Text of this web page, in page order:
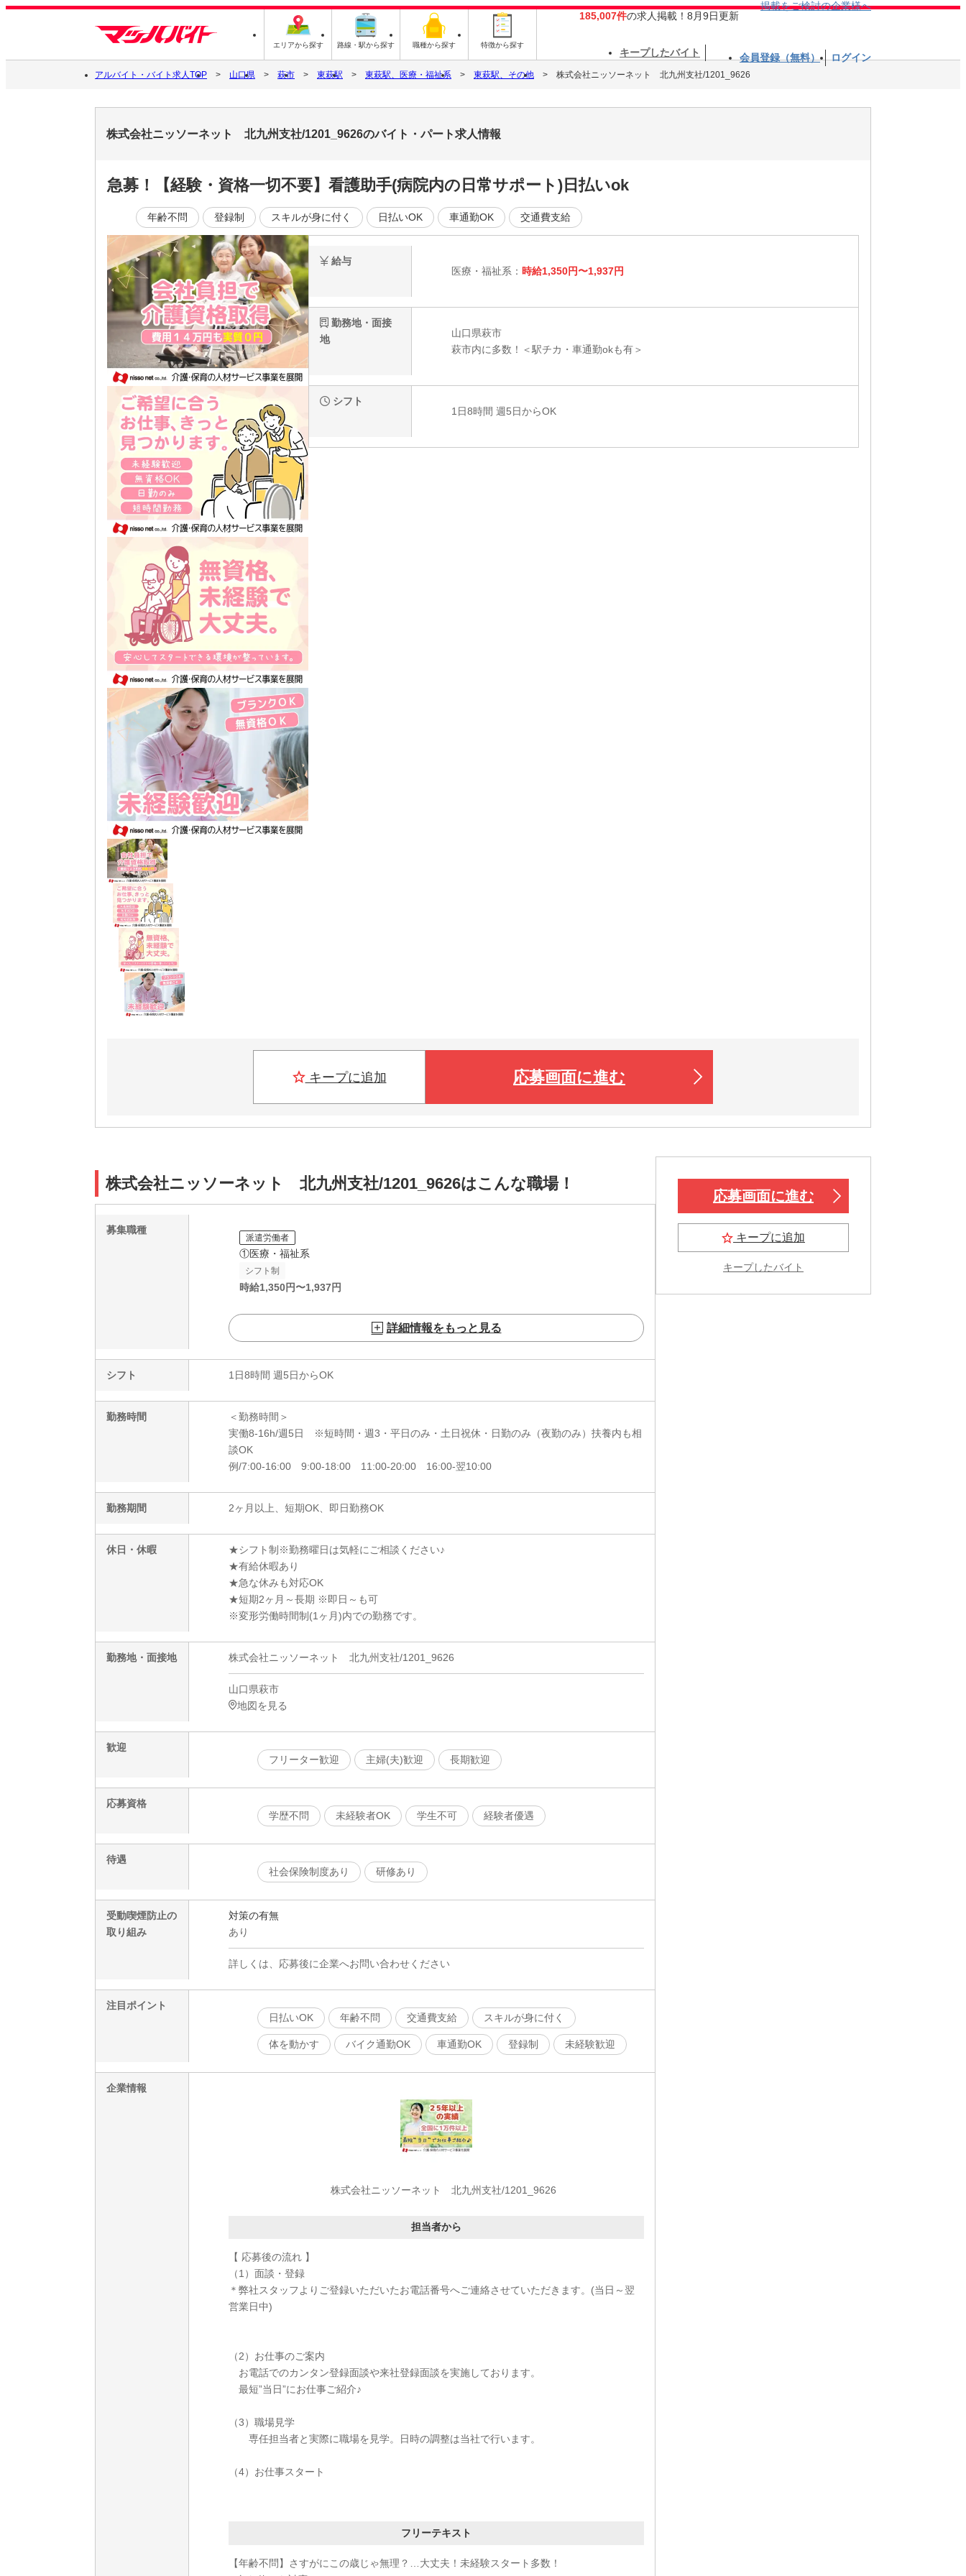
エリアから探す 路線・駅から探す 職種から探す 特徴から探す
185,007件の求人掲載！8月9日更新
掲載をご検討の企業様へ
キープしたバイト 会員登録（無料） ログイン
アルバイト・バイト求人TOP 山口県 萩市 東萩駅 東萩駅、医療・福祉系 東萩駅、その他 株式会社ニッソーネット 北九州支社/1201_9626
株式会社ニッソーネット 北九州支社/1201_9626のバイト・パート求人情報
急募！【経験・資格一切不要】看護助手(病院内の日常サポート)日払いok
年齢不問 登録制 スキルが身に付く 日払いOK 車通勤OK 交通費支給
給与
医療・福祉系： 時給1,350円〜1,937円
勤務地・面接
地
山口県萩市
萩市内に多数！＜駅チカ・車通勤okも有＞
シフト
1日8時間 週5日からOK
キープに追加 応募画面に進む
株式会社ニッソーネット 北九州支社/1201_9626はこんな職場！
募集職種
派遣労働者
①医療・福祉系
シフト制
時給1,350円〜1,937円
詳細情報をもっと見る
シフト 1日8時間 週5日からOK
勤務時間
＜勤務時間＞
実働8-16h/週5日 ※短時間・週3・平日のみ・土日祝休・日勤のみ（夜勤のみ）扶養内も相
談OK
例/7:00-16:00 9:00-18:00 11:00-20:00 16:00-翌10:00
勤務期間 2ヶ月以上、短期OK、即日勤務OK
休日・休暇
★シフト制※勤務曜日は気軽にご相談ください♪
★有給休暇あり
★急な休みも対応OK
★短期2ヶ月～長期 ※即日～も可
※変形労働時間制(1ヶ月)内での勤務です。
勤務地・面接地 株式会社ニッソーネット 北九州支社/1201_9626
山口県萩市
地図を見る
歓迎
フリーター歓迎
主婦(夫)歓迎 長期歓迎
応募資格
学歴不問
未経験者OK 学生不可 経験者優遇
待遇
社会保険制度あり
研修あり
受動喫煙防止の
取り組み
対策の有無
あり
詳しくは、応募後に企業へお問い合わせください
注目ポイント
日払いOK
年齢不問 交通費支給 スキルが身に付く
体を動かす バイク通勤OK 車通勤OK 登録制 未経験歓迎
企業情報
株式会社ニッソーネット 北九州支社/1201_9626
担当者から
【 応募後の流れ 】
（1）面談・登録
＊弊社スタッフよりご登録いただいたお電話番号へご連絡させていただきます。(当日～翌
営業日中)
（2）お仕事のご案内
お電話でのカンタン登録面談や来社登録面談を実施しております。
最短”当日”にお仕事ご紹介♪
（3）職場見学
専任担当者と実際に職場を見学。日時の調整は当社で行います。
（4）お仕事スタート
フリーテキスト
【年齢不問】さすがにこの歳じゃ無理？…大丈夫！未経験スタート多数！
応募画面に進む
キープに追加
キープしたバイト